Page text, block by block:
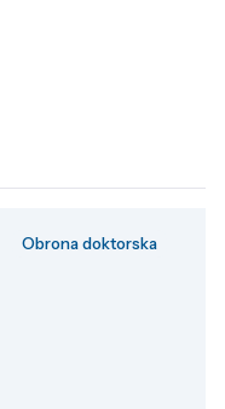
Obrona doktorska